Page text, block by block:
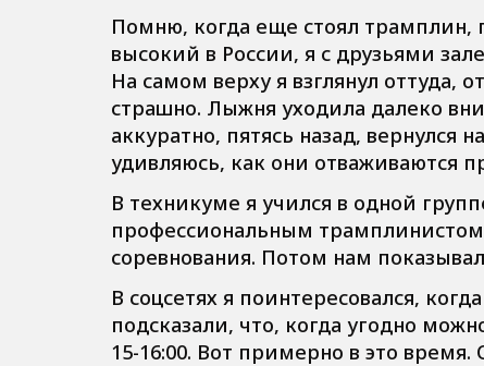
Помню, когда еще стоял трамплин,
высокий в России, я с друзьями
На самом верху я взглянул оттуда,
страшно. Лыжня уходила далеко
аккуратно, пятясь назад, вернулся
удивляюсь, как они отваживаются
В техникуме я учился в одной
профессиональным
соревнования. Потом нам
В соцсетях я поинтересовался,
подсказали, что, когда угодно
15-16:00. Вот примерно в это